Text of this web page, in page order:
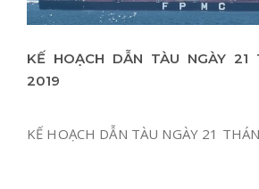
KẾ HOẠCH DẪN TÀU NGÀY 21
2019
KẾ HOẠCH DẪN TÀU NGÀY 21